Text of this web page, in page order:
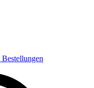
Bestellungen